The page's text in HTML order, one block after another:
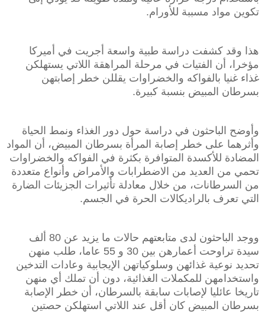
تكوين مواد مسببة للأورام.
هذا وقد كشفت دراسة طبية واسعة أجريت في أميركا
مؤخرا، أن الفتيات في مرحلة المراهقة اللاتي يستهلكن
غذاء غنيا بالفواكه والخضراوات يقللن خطر إصابتهن
بسرطان المبيض بنسبة كبيرة.
وأوضح الباحثون في دراسة حول دور الغذاء ونمط الحياة
وأثرهما على خطر إصابة المرأة بسرطان المبيض، أن المواد
المضادة للأكسدة المتوافرة بكثرة في الفواكه والخضراوات
تحمي من العديد من الاضطرابات والأمراض وأنواع متعددة
من السرطانات، من خلال معادلة تأثيرات الجزيئات الضارة
التي تعرف بالراديكالات الحرة في الجسم.
ووجد الباحثون لدى متابعتهم حالات ما يزيد عن 80 ألف
سيدة تراوحت أعمارهن بين 30 و 55 عاما، طلب منهن
تحديد نوعية غذائهن وسلوكياتهن الإيجابية وعادات التدخين
واستخدامهن للمكملات الغذائية، دون أن تملك أي منهن
تاريخا عائليا لإصابات سابقة بالسرطان، أن خطر الإصابة
بسرطان المبيض كان أقل عند اللاتي استهلكن حصتين